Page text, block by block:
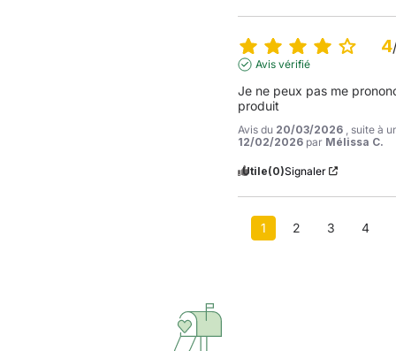
4
Avis vérifié
Je ne peux pas me
produit
Avis du 20/03/2026
, suite à
12/02/2026 par Mélissa C.
Utile(0)Signaler
1 2 3 4